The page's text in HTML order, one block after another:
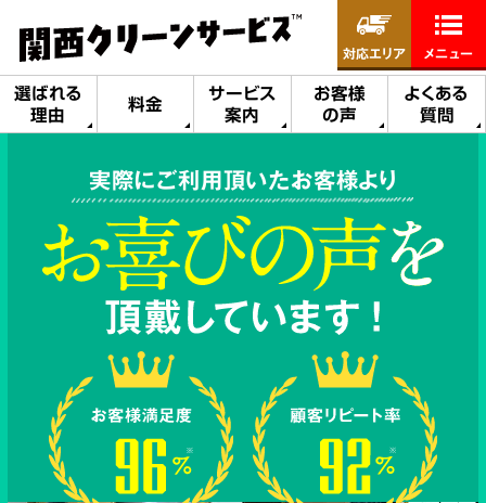
選ばれる
理由
料金
サービス
案内
お客様
の声
よくある
質問
対応エリア メニュー
実際にご利用頂いたお客様より